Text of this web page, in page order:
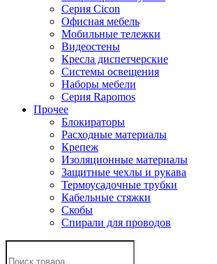
Серия Cicon
Офисная мебель
Мобильные тележки
Видеостены
Кресла диспетчерские
Системы освещения
Наборы мебели
Серия Rapomos
Прочее
Блокираторы
Расходные материалы
Крепеж
Изоляционные материалы
Защитные чехлы и рукава
Термоусадочные трубки
Кабельные стяжки
Скобы
Спирали для проводов